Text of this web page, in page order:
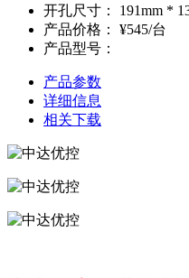
开孔尺寸：
191mm *
产品价格：
¥545/台
产品型号：
产品参数
详细信息
相关下载